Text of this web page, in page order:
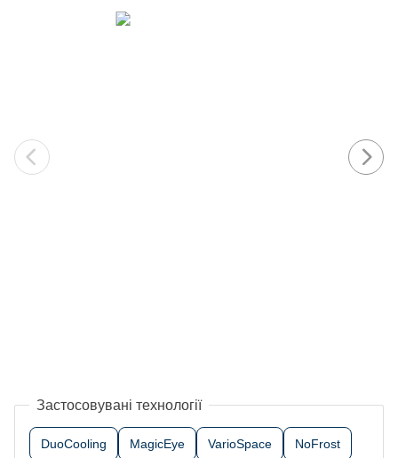
Застосовувані технології
DuoCooling MagicEye VarioSpace NoFrost